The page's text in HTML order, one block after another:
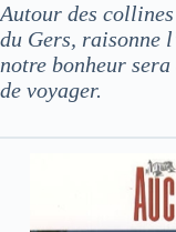
Autour des
du Gers, raisonne
notre bonheur
de voyager.